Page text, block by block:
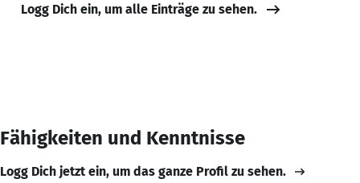
Logg Dich ein, um alle Einträge zu sehen.
Fähigkeiten und Kenntnisse
Logg Dich jetzt ein, um das ganze Profil zu sehen.